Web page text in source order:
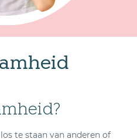
te staan van anderen of